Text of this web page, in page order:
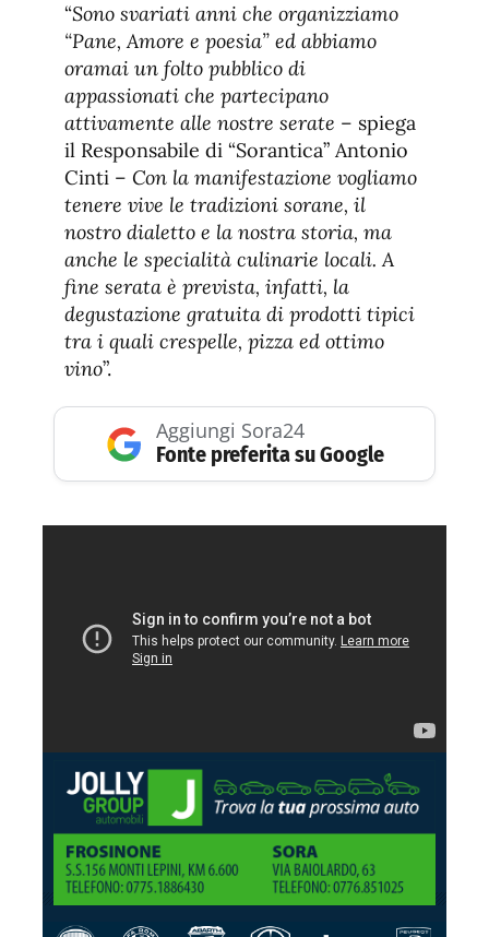
“Sono svariati anni che organizziamo
“Pane, Amore e poesia” ed abbiamo
oramai un folto pubblico di
appassionati che partecipano
attivamente alle nostre serate – spiega
il Responsabile di “Sorantica” Antonio
Cinti – Con la manifestazione vogliamo
tenere vive le tradizioni sorane, il
nostro dialetto e la nostra storia, ma
anche le specialità culinarie locali. A
fine serata è prevista, infatti, la
degustazione gratuita di prodotti tipici
tra i quali crespelle, pizza ed ottimo
vino”.
Aggiungi Sora24
Fonte preferita su Google